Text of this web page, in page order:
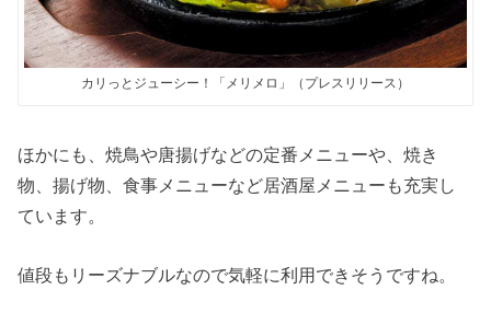
カリっとジューシー！「メリメロ」（プレスリリース）
ほかにも、焼鳥や唐揚げなどの定番メニューや、焼き
物、揚げ物、食事メニューなど居酒屋メニューも充実し
ています。
値段もリーズナブルなので気軽に利用できそうですね。